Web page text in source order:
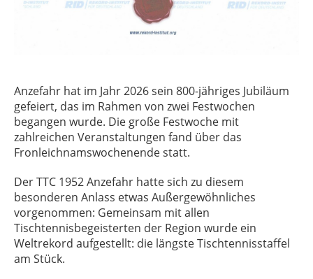
Anzefahr hat im Jahr 2026 sein 800-jähriges Jubiläum
gefeiert, das im Rahmen von zwei Festwochen
begangen wurde. Die große Festwoche mit
zahlreichen Veranstaltungen fand über das
Fronleichnamswochenende statt.
Der TTC 1952 Anzefahr hatte sich zu diesem
besonderen Anlass etwas Außergewöhnliches
vorgenommen: Gemeinsam mit allen
Tischtennisbegeisterten der Region wurde ein
Weltrekord aufgestellt: die längste Tischtennisstaffel
am Stück.